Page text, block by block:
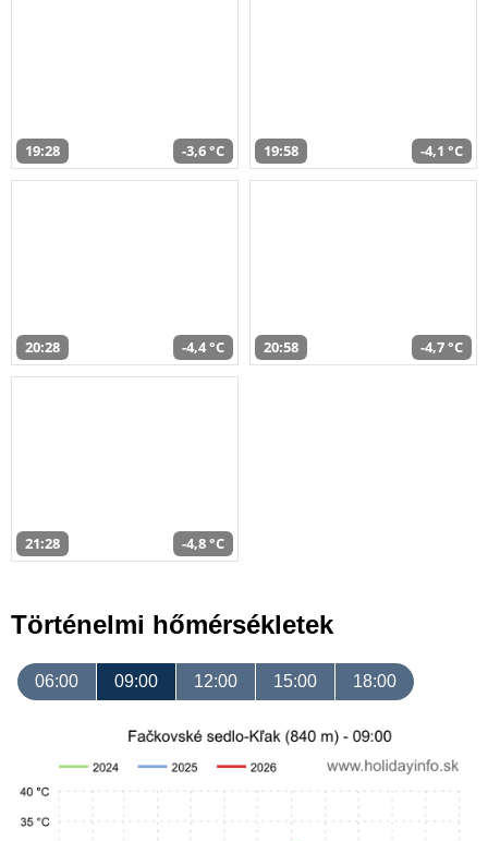
19:28 -3,6 °C 19:58 -4,1 °C
20:28 -4,4 °C 20:58 -4,7 °C
21:28 -4,8 °C
Történelmi hőmérsékletek
06:00 09:00 12:00 15:00 18:00